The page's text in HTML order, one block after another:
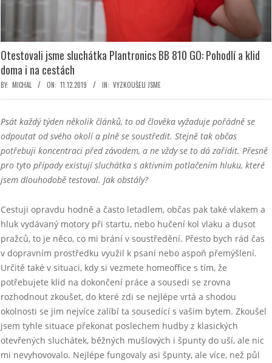
Otestovali jsme sluchátka Plantronics BB 810 GO: Pohodlí a klid
doma i na cestách
BY: MICHAL ON: 11.12.2019 IN: VYZKOUŠELI JSME
Psát každý týden několik článků, to od člověka vyžaduje pořádně se
odpoutat od svého okolí a plně se soustředit. Stejně tak občas
potřebuji koncentraci před závodem, a ne vždy se to dá zařídit. Přesně
pro tyto případy existují sluchátka s aktivním potlačením hluku, které
jsem dlouhodobě testoval. Jak obstály?
Cestuji opravdu hodně a často letadlem, občas pak také vlakem a
hluk vydávaný motory při startu, nebo hučení kol vlaku a dusot
pražců, to je něco, co mi brání v soustředění. Přesto bych rád čas
v dopravním prostředku využil k psaní nebo aspoň přemýšlení.
Určitě také v situaci, kdy si vezmete homeoffice s tím, že
potřebujete klid na dokončení práce a sousedi se zrovna
rozhodnout zkoušet, do které zdi se nejlépe vrtá a shodou
okolnosti se jim nejvíce zalíbí ta sousedící s vašim bytem. Zkoušel
jsem tyhle situace překonat poslechem hudby z klasických
otevřených sluchátek, běžných mušlových i špunty do uší, ale nic
mi nevyhovovalo. Nejlépe fungovaly asi špunty, ale více, než půl